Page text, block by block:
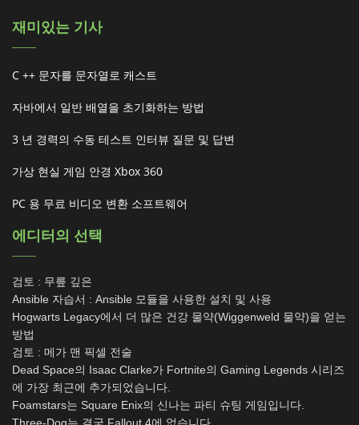
재미있는 기사
C ++ 문자를 문자열로 캐스트
자바에서 일반 배열을 초기화하는 방법
3 년 경력의 수동 테스트 인터뷰 질문 및 답변
가상 현실 게임 안경 Xbox 360
PC 용 무료 비디오 변환 소프트웨어
에디터의 선택
검토 : 무릎 깊은
Ansible 자습서 : Ansible 모듈을 사용한 설치 및 사용
Hogwarts Legacy에서 더 많은 건강 물약(Wiggenweld 물약)을 얻는
방법
검토 : 메가 맨 픽셀 전술
Dead Space의 Isaac Clarke가 Fortnite의 Gaming Legends 시리즈
에 가장 최근에 추가되었습니다.
Foamstars는 Square Enix의 신나는 파티 슈팅 게임입니다.